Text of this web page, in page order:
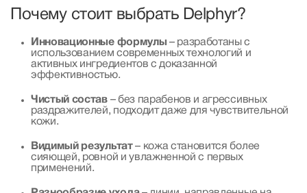
Почему стоит выбрать Delphyr?
Инновационные формулы – разработаны с
использованием современных технологий и
активных ингредиентов с доказанной
эффективностью.
Чистый состав– без парабенов и агрессивных
раздражителей, подходит даже для чувствительной
кожи.
Видимый результат– кожа становится более
сияющей, ровной и увлажненной с первых
применений.